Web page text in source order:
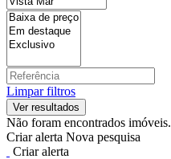
Limpar filtros
Não foram encontrados imóveis.
Criar alerta Nova pesquisa
Criar alerta